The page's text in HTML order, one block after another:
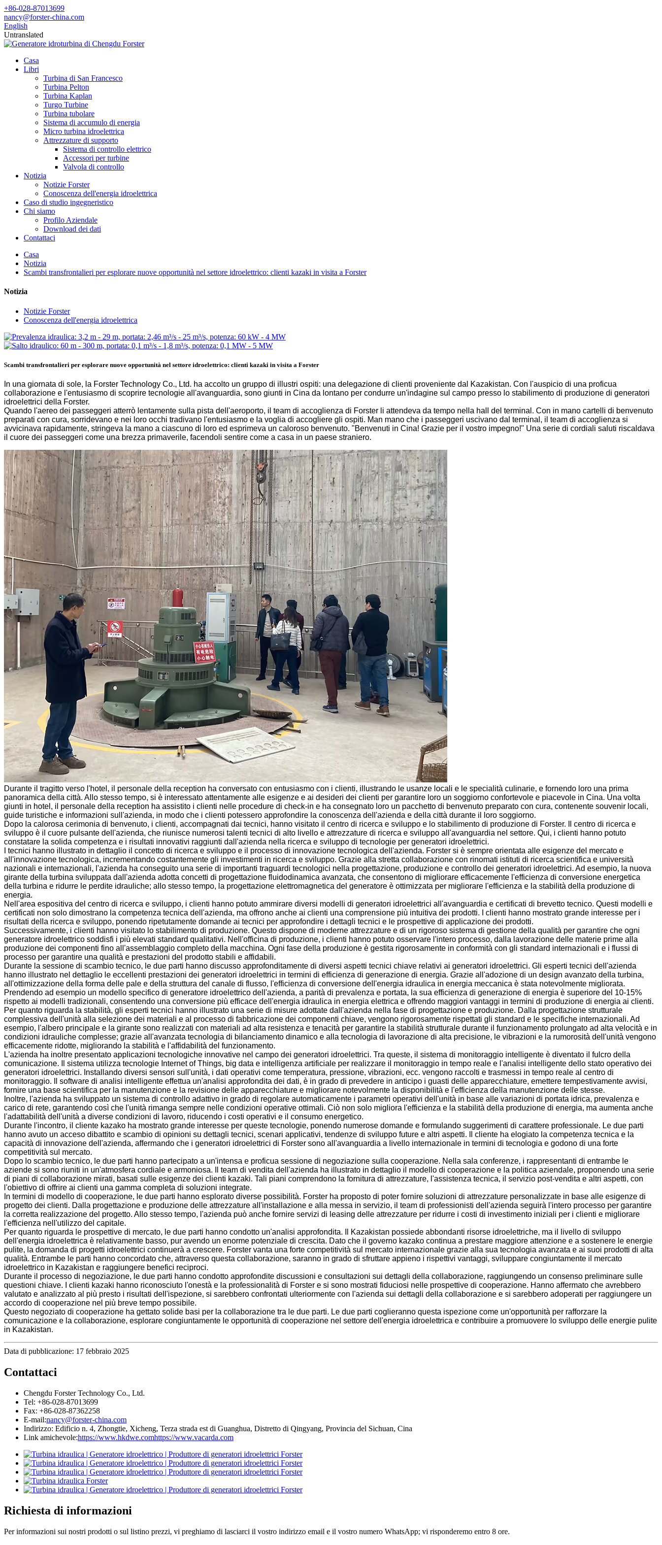
+86-028-87013699
nancy@forster-china.com
English
Untranslated
Casa
Libri
Turbina di San Francesco
Turbina Pelton
Turbina Kaplan
Turgo Turbine
Turbina tubolare
Sistema di accumulo di energia
Micro turbina idroelettrica
Attrezzature di supporto
Sistema di controllo elettrico
Accessori per turbine
Valvola di controllo
Notizia
Notizie Forster
Conoscenza dell'energia idroelettrica
Caso di studio ingegneristico
Chi siamo
Profilo Aziendale
Download dei dati
Contattaci
Casa
Notizia
Scambi transfrontalieri per esplorare nuove opportunità nel settore idroelettrico: clienti kazaki in visita a Forster
Notizia
Notizie Forster
Conoscenza dell'energia idroelettrica
Scambi transfrontalieri per esplorare nuove opportunità nel settore idroelettrico: clienti kazaki in visita a Forster
In una giornata di sole, la Forster Technology Co., Ltd. ha accolto un gruppo di illustri ospiti: una delegazione di clienti proveniente dal Kazakistan. Con l'auspicio di una proficua
collaborazione e l'entusiasmo di scoprire tecnologie all'avanguardia, sono giunti in Cina da lontano per condurre un'indagine sul campo presso lo stabilimento di produzione di generatori
idroelettrici della Forster.
Quando l'aereo dei passeggeri atterrò lentamente sulla pista dell'aeroporto, il team di accoglienza di Forster li attendeva da tempo nella hall del terminal. Con in mano cartelli di benvenuto
preparati con cura, sorridevano e nei loro occhi tradivano l'entusiasmo e la voglia di accogliere gli ospiti. Man mano che i passeggeri uscivano dal terminal, il team di accoglienza si
avvicinava rapidamente, stringeva la mano a ciascuno di loro ed esprimeva un caloroso benvenuto. "Benvenuti in Cina! Grazie per il vostro impegno!" Una serie di cordiali saluti riscaldava
il cuore dei passeggeri come una brezza primaverile, facendoli sentire come a casa in un paese straniero.
Durante il tragitto verso l'hotel, il personale della reception ha conversato con entusiasmo con i clienti, illustrando le usanze locali e le specialità culinarie, e fornendo loro una prima
panoramica della città. Allo stesso tempo, si è interessato attentamente alle esigenze e ai desideri dei clienti per garantire loro un soggiorno confortevole e piacevole in Cina. Una volta
giunti in hotel, il personale della reception ha assistito i clienti nelle procedure di check-in e ha consegnato loro un pacchetto di benvenuto preparato con cura, contenente souvenir locali,
guide turistiche e informazioni sull'azienda, in modo che i clienti potessero approfondire la conoscenza dell'azienda e della città durante il loro soggiorno.
Dopo la calorosa cerimonia di benvenuto, i clienti, accompagnati dai tecnici, hanno visitato il centro di ricerca e sviluppo e lo stabilimento di produzione di Forster. Il centro di ricerca e
sviluppo è il cuore pulsante dell'azienda, che riunisce numerosi talenti tecnici di alto livello e attrezzature di ricerca e sviluppo all'avanguardia nel settore. Qui, i clienti hanno potuto
constatare la solida competenza e i risultati innovativi raggiunti dall'azienda nella ricerca e sviluppo di tecnologie per generatori idroelettrici.
I tecnici hanno illustrato in dettaglio il concetto di ricerca e sviluppo e il processo di innovazione tecnologica dell'azienda. Forster si è sempre orientata alle esigenze del mercato e
all'innovazione tecnologica, incrementando costantemente gli investimenti in ricerca e sviluppo. Grazie alla stretta collaborazione con rinomati istituti di ricerca scientifica e università
nazionali e internazionali, l'azienda ha conseguito una serie di importanti traguardi tecnologici nella progettazione, produzione e controllo dei generatori idroelettrici. Ad esempio, la nuova
girante della turbina sviluppata dall'azienda adotta concetti di progettazione fluidodinamica avanzata, che consentono di migliorare efficacemente l'efficienza di conversione energetica
della turbina e ridurre le perdite idrauliche; allo stesso tempo, la progettazione elettromagnetica del generatore è ottimizzata per migliorare l'efficienza e la stabilità della produzione di
energia.
Nell'area espositiva del centro di ricerca e sviluppo, i clienti hanno potuto ammirare diversi modelli di generatori idroelettrici all'avanguardia e certificati di brevetto tecnico. Questi modelli e
certificati non solo dimostrano la competenza tecnica dell'azienda, ma offrono anche ai clienti una comprensione più intuitiva dei prodotti. I clienti hanno mostrato grande interesse per i
risultati della ricerca e sviluppo, ponendo ripetutamente domande ai tecnici per approfondire i dettagli tecnici e le prospettive di applicazione dei prodotti.
Successivamente, i clienti hanno visitato lo stabilimento di produzione. Questo dispone di moderne attrezzature e di un rigoroso sistema di gestione della qualità per garantire che ogni
generatore idroelettrico soddisfi i più elevati standard qualitativi. Nell'officina di produzione, i clienti hanno potuto osservare l'intero processo, dalla lavorazione delle materie prime alla
produzione dei componenti fino all'assemblaggio completo della macchina. Ogni fase della produzione è gestita rigorosamente in conformità con gli standard internazionali e i flussi di
processo per garantire una qualità e prestazioni del prodotto stabili e affidabili.
Durante la sessione di scambio tecnico, le due parti hanno discusso approfonditamente di diversi aspetti tecnici chiave relativi ai generatori idroelettrici. Gli esperti tecnici dell'azienda
hanno illustrato nel dettaglio le eccellenti prestazioni dei generatori idroelettrici in termini di efficienza di generazione di energia. Grazie all'adozione di un design avanzato della turbina,
all'ottimizzazione della forma delle pale e della struttura del canale di flusso, l'efficienza di conversione dell'energia idraulica in energia meccanica è stata notevolmente migliorata.
Prendendo ad esempio un modello specifico di generatore idroelettrico dell'azienda, a parità di prevalenza e portata, la sua efficienza di generazione di energia è superiore del 10-15%
rispetto ai modelli tradizionali, consentendo una conversione più efficace dell'energia idraulica in energia elettrica e offrendo maggiori vantaggi in termini di produzione di energia ai clienti.
Per quanto riguarda la stabilità, gli esperti tecnici hanno illustrato una serie di misure adottate dall'azienda nella fase di progettazione e produzione. Dalla progettazione strutturale
complessiva dell'unità alla selezione dei materiali e al processo di fabbricazione dei componenti chiave, vengono rigorosamente rispettati gli standard e le specifiche internazionali. Ad
esempio, l'albero principale e la girante sono realizzati con materiali ad alta resistenza e tenacità per garantire la stabilità strutturale durante il funzionamento prolungato ad alta velocità e in
condizioni idrauliche complesse; grazie all'avanzata tecnologia di bilanciamento dinamico e alla tecnologia di lavorazione di alta precisione, le vibrazioni e la rumorosità dell'unità vengono
efficacemente ridotte, migliorando la stabilità e l'affidabilità del funzionamento.
L'azienda ha inoltre presentato applicazioni tecnologiche innovative nel campo dei generatori idroelettrici. Tra queste, il sistema di monitoraggio intelligente è diventato il fulcro della
comunicazione. Il sistema utilizza tecnologie Internet of Things, big data e intelligenza artificiale per realizzare il monitoraggio in tempo reale e l'analisi intelligente dello stato operativo dei
generatori idroelettrici. Installando diversi sensori sull'unità, i dati operativi come temperatura, pressione, vibrazioni, ecc. vengono raccolti e trasmessi in tempo reale al centro di
monitoraggio. Il software di analisi intelligente effettua un'analisi approfondita dei dati, è in grado di prevedere in anticipo i guasti delle apparecchiature, emettere tempestivamente avvisi,
fornire una base scientifica per la manutenzione e la revisione delle apparecchiature e migliorare notevolmente la disponibilità e l'efficienza della manutenzione delle stesse.
Inoltre, l'azienda ha sviluppato un sistema di controllo adattivo in grado di regolare automaticamente i parametri operativi dell'unità in base alle variazioni di portata idrica, prevalenza e
carico di rete, garantendo così che l'unità rimanga sempre nelle condizioni operative ottimali. Ciò non solo migliora l'efficienza e la stabilità della produzione di energia, ma aumenta anche
l'adattabilità dell'unità a diverse condizioni di lavoro, riducendo i costi operativi e il consumo energetico.
Durante l'incontro, il cliente kazako ha mostrato grande interesse per queste tecnologie, ponendo numerose domande e formulando suggerimenti di carattere professionale. Le due parti
hanno avuto un acceso dibattito e scambio di opinioni su dettagli tecnici, scenari applicativi, tendenze di sviluppo future e altri aspetti. Il cliente ha elogiato la competenza tecnica e la
capacità di innovazione dell'azienda, affermando che i generatori idroelettrici di Forster sono all'avanguardia a livello internazionale in termini di tecnologia e godono di una forte
competitività sul mercato.
Dopo lo scambio tecnico, le due parti hanno partecipato a un'intensa e proficua sessione di negoziazione sulla cooperazione. Nella sala conferenze, i rappresentanti di entrambe le
aziende si sono riuniti in un'atmosfera cordiale e armoniosa. Il team di vendita dell'azienda ha illustrato in dettaglio il modello di cooperazione e la politica aziendale, proponendo una serie
di piani di collaborazione mirati, basati sulle esigenze dei clienti kazaki. Tali piani comprendono la fornitura di attrezzature, l'assistenza tecnica, il servizio post-vendita e altri aspetti, con
l'obiettivo di offrire ai clienti una gamma completa di soluzioni integrate.
In termini di modello di cooperazione, le due parti hanno esplorato diverse possibilità. Forster ha proposto di poter fornire soluzioni di attrezzature personalizzate in base alle esigenze di
progetto dei clienti. Dalla progettazione e produzione delle attrezzature all'installazione e alla messa in servizio, il team di professionisti dell'azienda seguirà l'intero processo per garantire
la corretta realizzazione del progetto. Allo stesso tempo, l'azienda può anche fornire servizi di leasing delle attrezzature per ridurre i costi di investimento iniziali per i clienti e migliorare
l'efficienza nell'utilizzo del capitale.
Per quanto riguarda le prospettive di mercato, le due parti hanno condotto un'analisi approfondita. Il Kazakistan possiede abbondanti risorse idroelettriche, ma il livello di sviluppo
dell'energia idroelettrica è relativamente basso, pur avendo un enorme potenziale di crescita. Dato che il governo kazako continua a prestare maggiore attenzione e a sostenere le energie
pulite, la domanda di progetti idroelettrici continuerà a crescere. Forster vanta una forte competitività sul mercato internazionale grazie alla sua tecnologia avanzata e ai suoi prodotti di alta
qualità. Entrambe le parti hanno concordato che, attraverso questa collaborazione, saranno in grado di sfruttare appieno i rispettivi vantaggi, sviluppare congiuntamente il mercato
idroelettrico in Kazakistan e raggiungere benefici reciproci.
Durante il processo di negoziazione, le due parti hanno condotto approfondite discussioni e consultazioni sui dettagli della collaborazione, raggiungendo un consenso preliminare sulle
questioni chiave. I clienti kazaki hanno riconosciuto l'onestà e la professionalità di Forster e si sono mostrati fiduciosi nelle prospettive di cooperazione. Hanno affermato che avrebbero
valutato e analizzato al più presto i risultati dell'ispezione, si sarebbero confrontati ulteriormente con l'azienda sui dettagli della collaborazione e si sarebbero adoperati per raggiungere un
accordo di cooperazione nel più breve tempo possibile.
Questo negoziato di cooperazione ha gettato solide basi per la collaborazione tra le due parti. Le due parti coglieranno questa ispezione come un'opportunità per rafforzare la
comunicazione e la collaborazione, esplorare congiuntamente le opportunità di cooperazione nel settore dell'energia idroelettrica e contribuire a promuovere lo sviluppo delle energie pulite
in Kazakistan.
Data di pubblicazione: 17 febbraio 2025
Contattaci
Chengdu Forster Technology Co., Ltd.
Tel: +86-028-87013699
Fax: +86-028-87362258
E-mail:nancy@forster-china.com
Indirizzo: Edificio n. 4, Zhongtie, Xicheng, Terza strada est di Guanghua, Distretto di Qingyang, Provincia del Sichuan, Cina
Link amichevole:https://www.hkdwe.comhttps://www.vacarda.com
Richiesta di informazioni
Per informazioni sui nostri prodotti o sul listino prezzi, vi preghiamo di lasciarci il vostro indirizzo email e il vostro numero WhatsApp; vi risponderemo entro 8 ore.